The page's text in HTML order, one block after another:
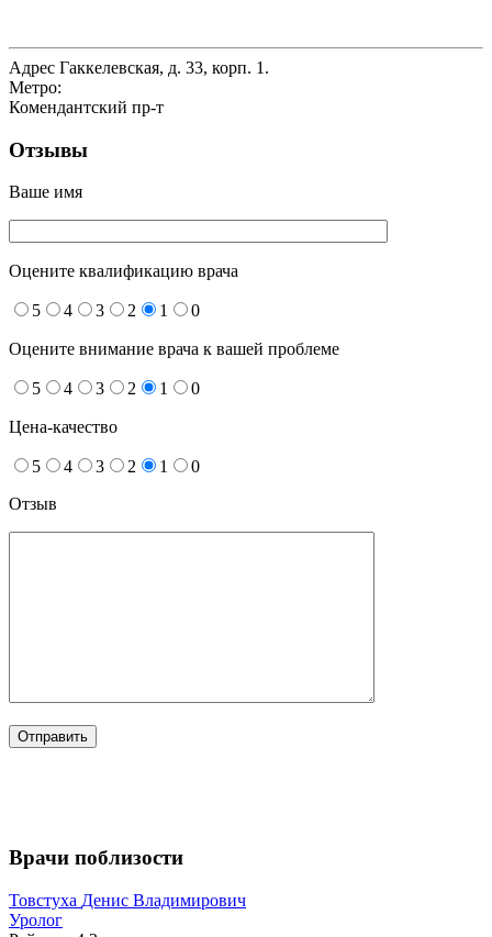
Адрес Гаккелевская, д. 33, корп. 1.
Метро:
Комендантский пр-т
Отзывы
Ваше имя
Оцените квалификацию врача
5 4 3 2 1 0
Оцените внимание врача к вашей проблеме
5 4 3 2 1 0
Цена-качество
5 4 3 2 1
0
Отзыв
Врачи поблизости
Товстуха Денис Владимирович
Уролог